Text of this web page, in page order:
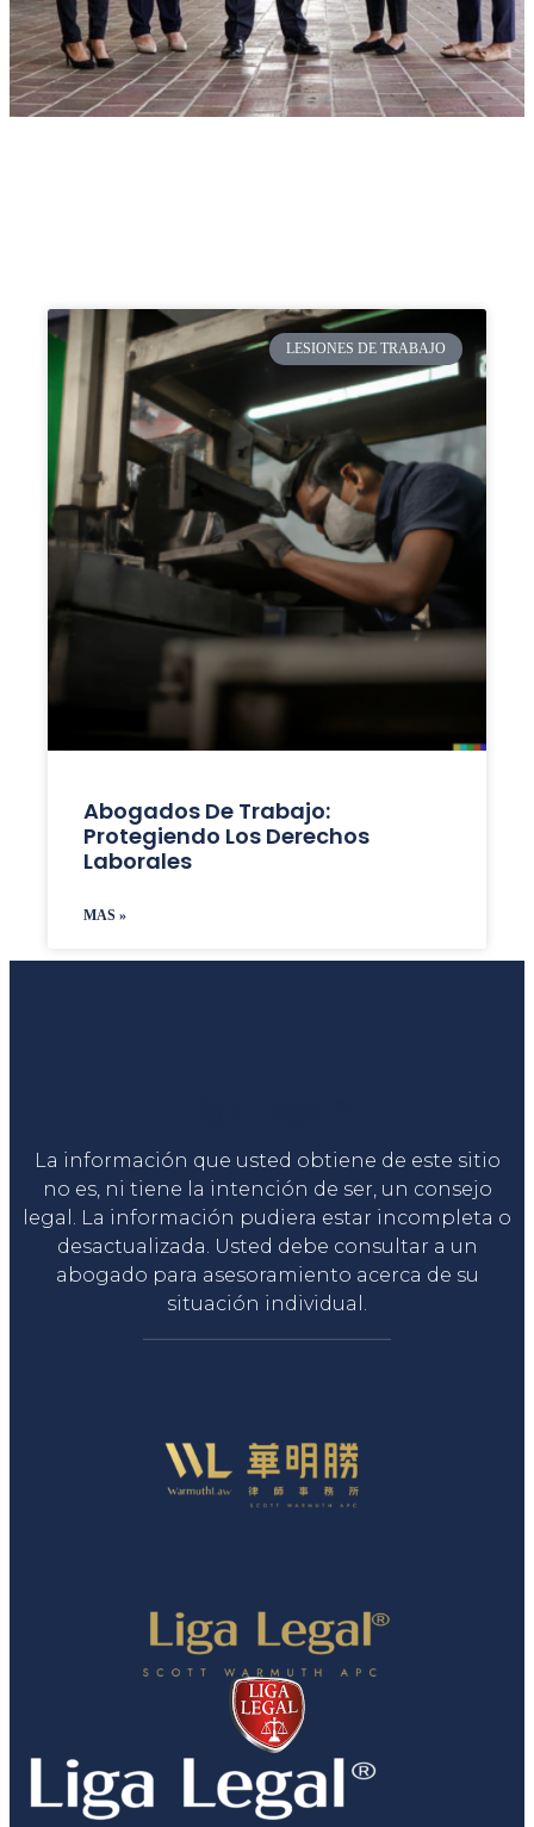
LESIONES DE TRABAJO
Abogados De Trabajo:
Protegiendo Los Derechos
Laborales
MAS »
La información que usted obtiene de este sitio
no es, ni tiene la intención de ser, un consejo
legal. La información pudiera estar incompleta o
desactualizada. Usted debe consultar a un
abogado para asesoramiento acerca de su
situación individual.